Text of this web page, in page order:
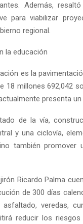
Además,
para viabilizar
regional.
la educación
es la
18 millones 692,042
presenta
de la vía,
y una ciclovía,
también promover
Ricardo Palma
de 300 días
veredas,
reducir los